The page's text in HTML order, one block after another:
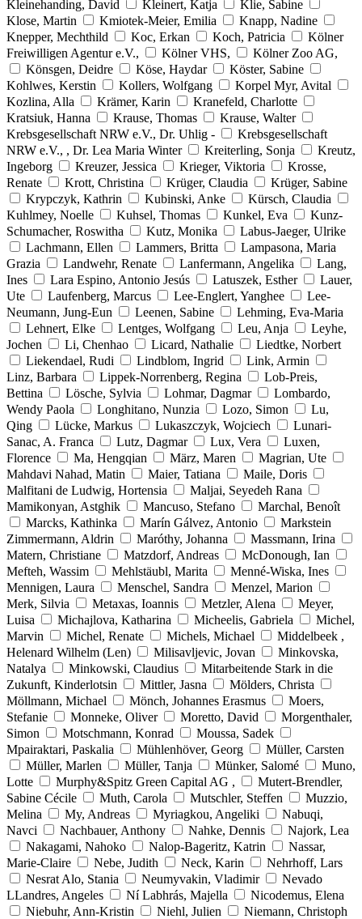
Kleinehanding, David Kleinert, Katja
Klie, Sabine
Klose, Martin
Kmiotek-Meier, Emilia
Knapp, Nadine
Knepper, Mechthild
Koc, Erkan Koch, Patricia
Kölner
Freiwilligen Agentur e.V.,
Kölner VHS,
Kölner Zoo AG,
Könsgen, Deidre
Köse, Haydar
Köster, Sabine
Kohlwes, Kerstin
Kollers, Wolfgang
Korpel Myr, Avital
Kozlina, Alla
Krämer, Karin
Kranefeld, Charlotte
Kratsiuk, Hanna
Krause, Thomas
Krause, Walter
Krebsgesellschaft NRW e.V., Dr. Uhlig -
Krebsgesellschaft
NRW e.V., , Dr. Lea Maria Winter
Kreiterling, Sonja
Kreutz,
Ingeborg
Kreuzer, Jessica Krieger, Viktoria
Krosse,
Renate
Krott, Christina Krüger, Claudia
Krüger, Sabine
Krypczyk, Kathrin
Kubinski, Anke
Kürsch, Claudia
Kuhlmey, Noelle
Kuhsel, Thomas Kunkel, Eva
Kunz-
Schumacher, Roswitha
Kutz, Monika
Labus-Jaeger, Ulrike
Lachmann, Ellen
Lammers, Britta
Lampasona, Maria
Grazia
Landwehr, Renate Lanfermann, Angelika
Lang,
Ines
Lara Espino, Antonio Jesús Latuszek, Esther
Lauer,
Ute
Laufenberg, Marcus Lee-Englert, Yanghee
Lee-
Neumann, Jung-Eun
Leenen, Sabine
Lehming, Eva-Maria
Lehnert, Elke
Lentges, Wolfgang Leu, Anja
Leyhe,
Jochen
Li, Chenhao Licard, Nathalie
Liedtke, Norbert
Liekendael, Rudi
Lindblom, Ingrid
Link, Armin
Linz, Barbara
Lippek-Norrenberg, Regina
Lob-Preis,
Bettina
Lösche, Sylvia Lohmar, Dagmar
Lombardo,
Wendy Paola
Longhitano, Nunzia Lozo, Simon
Lu,
Qing
Lücke, Markus Lukaszczyk, Wojciech
Lunari-
Sanac, A. Franca
Lutz, Dagmar Lux, Vera
Luxen,
Florence
Ma, Hengqian März, Maren
Magrian, Ute
Mahdavi Nahad, Matin
Maier, Tatiana
Maile, Doris
Malfitani de Ludwig, Hortensia
Maljai, Seyedeh Rana
Mamikonyan, Astghik
Mancuso, Stefano
Marchal, Benoît
Marcks, Kathinka
Marín Gálvez, Antonio
Markstein
Zimmermann, Aldrin
Maróthy, Johanna
Massmann, Irina
Matern, Christiane
Matzdorf, Andreas
McDonough, Ian
Mefteh, Wassim
Mehlstäubl, Marita
Menné-Wiska, Ines
Mennigen, Laura
Menschel, Sandra
Menzel, Marion
Merk, Silvia
Metaxas, Ioannis Metzler, Alena
Meyer,
Luisa
Michajlova, Katharina Micheelis, Gabriela
Michel,
Marvin
Michel, Renate Michels, Michael
Middelbeek ,
Helenard Wilhelm (Len)
Milisavljevic, Jovan
Minkovska,
Natalya
Minkowski, Claudius
Mitarbeitende Stark in die
Zukunft, Kinderlotsin
Mittler, Jasna
Mölders, Christa
Möllmann, Michael
Mönch, Johannes Erasmus
Moers,
Stefanie
Monneke, Oliver Moretto, David
Morgenthaler,
Simon
Motschmann, Konrad
Moussa, Sadek
Mpairaktari, Paskalia
Mühlenhöver, Georg
Müller, Carsten
Müller, Marlen
Müller, Tanja Münker, Salomé
Muno,
Lotte
Murphy&Spitz Green Capital AG ,
Mutert-Brendler,
Sabine Cécile
Muth, Carola Mutschler, Steffen
Muzzio,
Melina
My, Andreas Myriagkou, Angeliki
Nabuqi,
Navci
Nachbauer, Anthony Nahke, Dennis
Najork, Lea
Nakagami, Nahoko
Nalop-Bageritz, Katrin
Nassar,
Marie-Claire
Nebe, Judith Neck, Karin
Nehrhoff, Lars
Nesrat Alo, Stania
Neumyvakin, Vladimir
Nevado
LLandres, Angeles
Ní Labhrás, Majella
Nicodemus, Elena
Niebuhr, Ann-Kristin
Niehl, Julien
Niemann, Christoph